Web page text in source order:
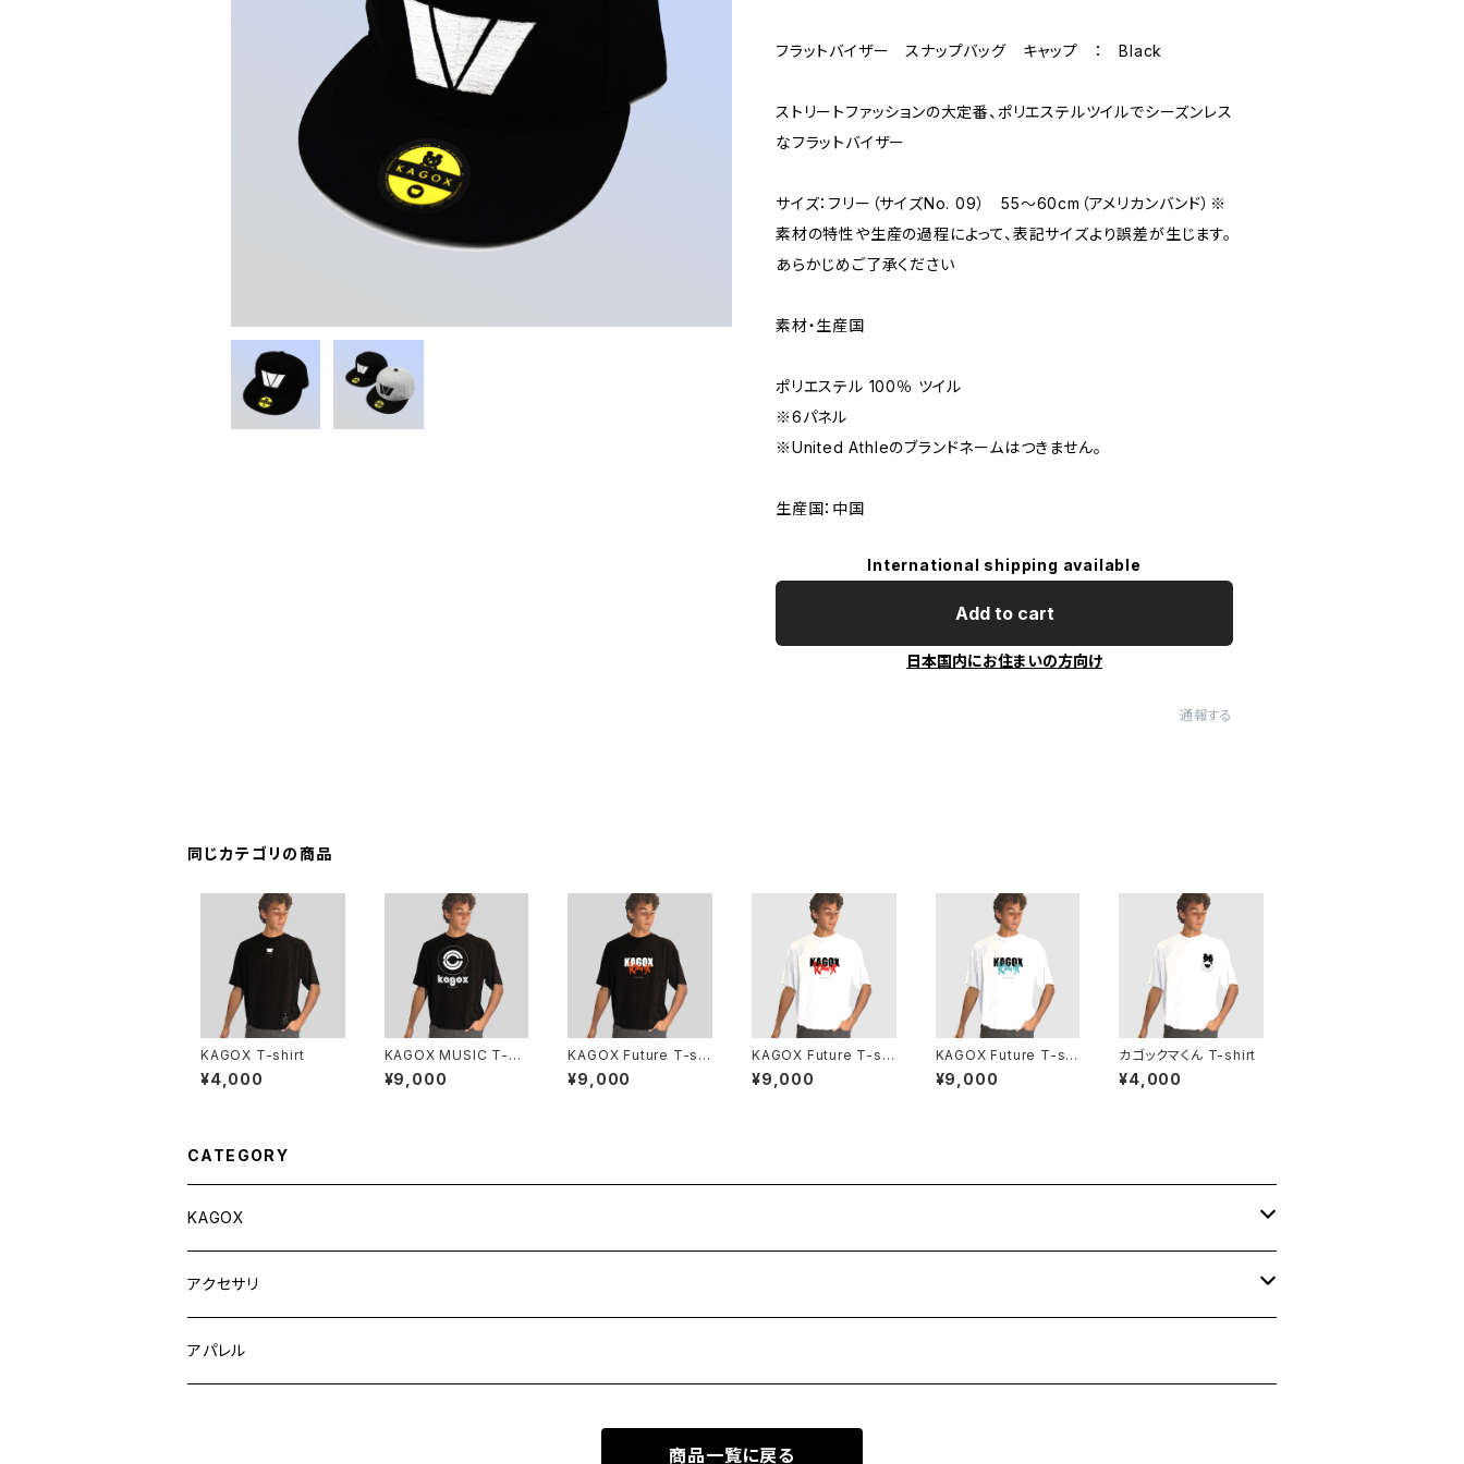
フラットバイザー スナップバッグ キャップ ： Black
ストリートファッションの大定番、ポリエステルツイルでシーズンレス
なフラットバイザー
サイズ：フリー（サイズNo. 09） 55～60cm（アメリカンバンド）※
素材の特性や生産の過程によって、表記サイズより誤差が生じます。
あらかじめご了承ください
素材・生産国
ポリエステル 100％ ツイル
※6パネル
※United Athleのブランドネームはつきません。
生産国：中国
International shipping available
Add to cart
日本国内にお住まいの方向け
通報する
同じカテゴリの商品
KAGOX T-shirt
¥4,000
KAGOX MUSIC T-sh
irt
¥9,000
KAGOX Future T-shi
rt
¥9,000
KAGOX Future T-shi
rt
¥9,000
KAGOX Future T-shi
rt
¥9,000
カゴックマくん T-shirt
¥4,000
CATEGORY
KAGOX
KAGOX ONE
KAGOX ONE with Clips
KAGOX BIZ
アクセサリ
フィギュア
アパレル
商品一覧に戻る